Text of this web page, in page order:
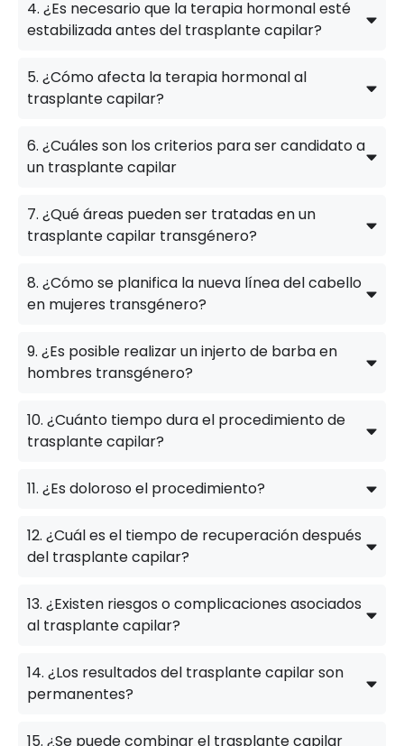
4. ¿Es necesario que la terapia hormonal esté
estabilizada antes del trasplante capilar?
5. ¿Cómo afecta la terapia hormonal al
trasplante capilar?
6. ¿Cuáles son los criterios para ser candidato a
un trasplante capilar
7. ¿Qué áreas pueden ser tratadas en un
trasplante capilar transgénero?
8. ¿Cómo se planifica la nueva línea del cabello
en mujeres transgénero?
9. ¿Es posible realizar un injerto de barba en
hombres transgénero?
10. ¿Cuánto tiempo dura el procedimiento de
trasplante capilar?
11. ¿Es doloroso el procedimiento?
12. ¿Cuál es el tiempo de recuperación después
del trasplante capilar?
13. ¿Existen riesgos o complicaciones asociados
al trasplante capilar?
14. ¿Los resultados del trasplante capilar son
permanentes?
15. ¿Se puede combinar el trasplante capilar